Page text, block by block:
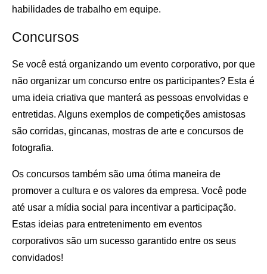
habilidades de trabalho em equipe.
Concursos
Se você está organizando um evento corporativo, por que
não organizar um concurso entre os participantes? Esta é
uma ideia criativa que manterá as pessoas envolvidas e
entretidas. Alguns exemplos de competições amistosas
são corridas, gincanas, mostras de arte e concursos de
fotografia.
Os concursos também são uma ótima maneira de
promover a cultura e os valores da empresa. Você pode
até usar a mídia social para incentivar a participação.
Estas ideias para entretenimento em eventos
corporativos são um sucesso garantido entre os seus
convidados!